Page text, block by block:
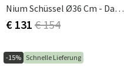
Nium Schüssel Ø36 Cm - Dark Sage
€ 131 € 154
-15% Schnelle Lieferung